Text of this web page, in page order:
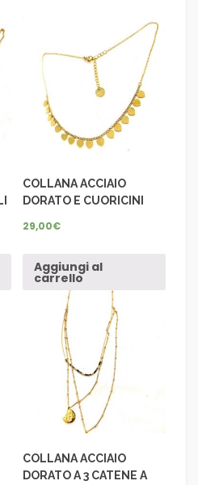
COLLANA ACCIAIO
DORATO E CUORICINI
29,00€
Aggiungi al
carrello
COLLANA ACCIAIO
DORATO A 3 CATENE A